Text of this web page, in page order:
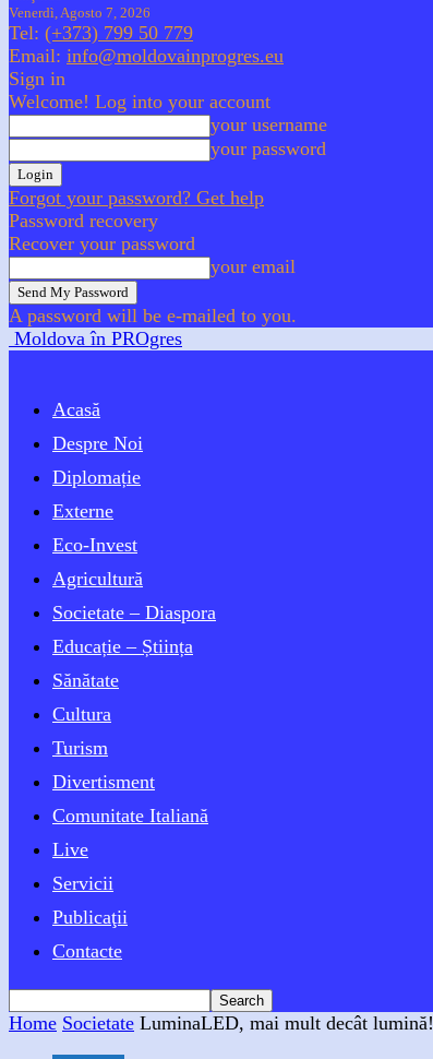
Venerdì, Agosto 7, 2026
Tel: (+373) 799 50 779
Email: info@moldovainprogres.eu
Sign in
Welcome! Log into your account
your username
your password
Forgot your password? Get help
Password recovery
Recover your password
your email
A password will be e-mailed to you.
Moldova în PROgres
Acasă
Despre Noi
Diplomație
Externe
Eco-Invest
Agricultură
Societate – Diaspora
Educație – Știința
Sănătate
Cultura
Turism
Divertisment
Comunitate Italiană
Live
Servicii
Publicaţii
Contacte
Home Societate LuminaLED, mai mult decât lumină!